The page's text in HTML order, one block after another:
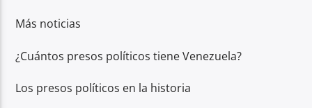
Más noticias
¿Cuántos presos políticos tiene Venezuela?
Los presos políticos en la historia